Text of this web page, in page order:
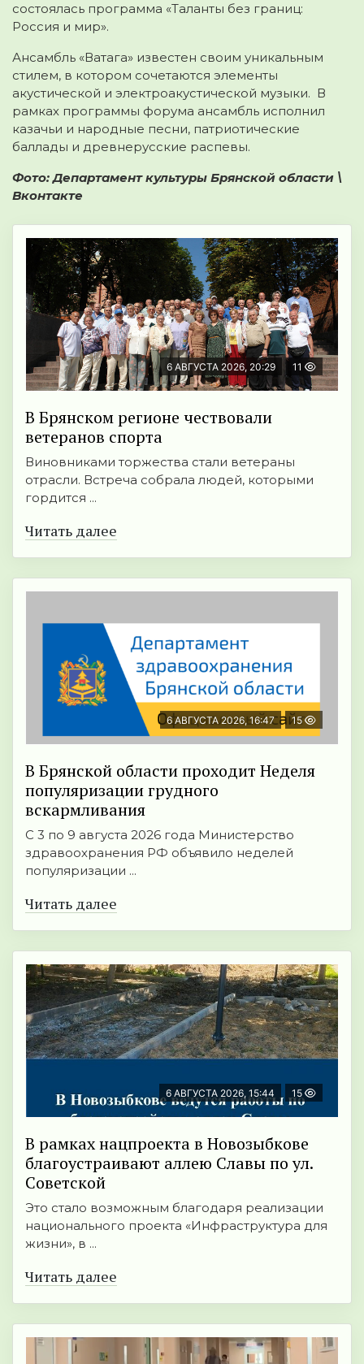
состоялась программа «Таланты без границ:
Россия и мир».
Ансамбль «Ватага» известен своим уникальным
стилем, в котором сочетаются элементы
акустической и электроакустической музыки. В
рамках программы форума ансамбль исполнил
казачьи и народные песни, патриотические
баллады и древнерусские распевы.
Фото: Департамент культуры Брянской области \
Вконтакте
6 АВГУСТА 2026, 20:29 11
В Брянском регионе чествовали
ветеранов спорта
Виновниками торжества стали ветераны
отрасли. Встреча собрала людей, которыми
гордится ...
Читать далее
6 АВГУСТА 2026, 16:47 15
В Брянской области проходит Неделя
популяризации грудного
вскармливания
С 3 по 9 августа 2026 года Министерство
здравоохранения РФ объявило неделей
популяризации ...
Читать далее
6 АВГУСТА 2026, 15:44 15
В рамках нацпроекта в Новозыбкове
благоустраивают аллею Славы по ул.
Советской
Это стало возможным благодаря реализации
национального проекта «Инфраструктура для
жизни», в ...
Читать далее